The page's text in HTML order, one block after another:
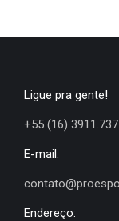
Ligue pra gente!
+55 (16)
E-mail:
Endereço: